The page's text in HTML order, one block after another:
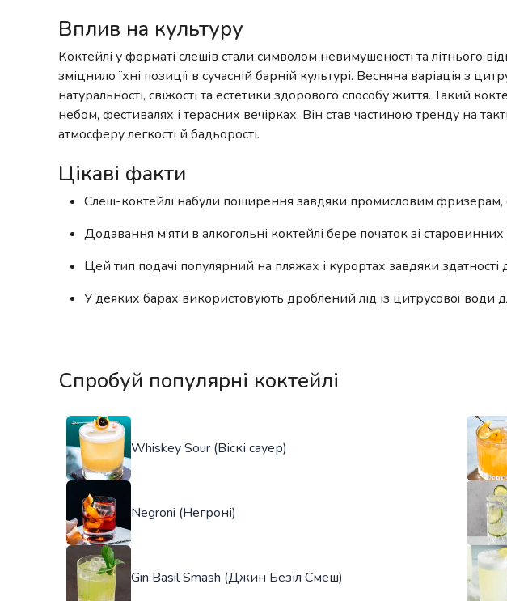
Вплив на культуру
Коктейлі у форматі слешів стали символом невимушеності та літнього
зміцнило їхні позиції в сучасній барній культурі. Весняна варіація з
натуральності, свіжості та естетики здорового способу життя. Такий
небом, фестивалях і терасних вечірках. Він став частиною тренду на
атмосферу легкості й бадьорості.
Цікаві факти
Слеш-коктейлі набули поширення завдяки промисловим фризерам,
Додавання м’яти в алкогольні коктейлі бере початок зі
Цей тип подачі популярний на пляжах і курортах завдяки здатності
У деяких барах використовують дроблений лід із цитрусової води
Спробуй популярні коктейлі
Whiskey Sour (Віскі сауер)
Negroni (Негроні)
Gin Basil Smash (Джин Безіл Смеш)